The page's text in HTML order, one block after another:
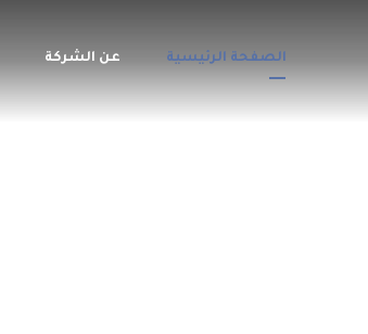
الصفحة الرئيسية عن الشركة